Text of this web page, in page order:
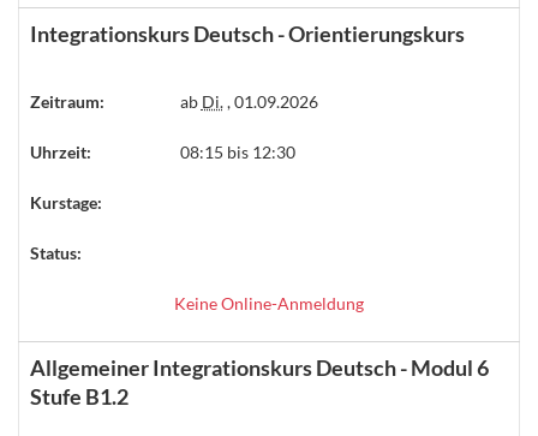
Integrationskurs Deutsch - Orientierungskurs
Zeitraum: ab Di., 01.09.2026
Uhrzeit: 08:15 bis 12:30
Kurstage:
Status:
Keine Online-Anmeldung
Allgemeiner Integrationskurs Deutsch - Modul 6
Stufe B1.2